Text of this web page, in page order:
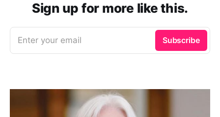
Sign up for more like this.
Enter your email Subscribe